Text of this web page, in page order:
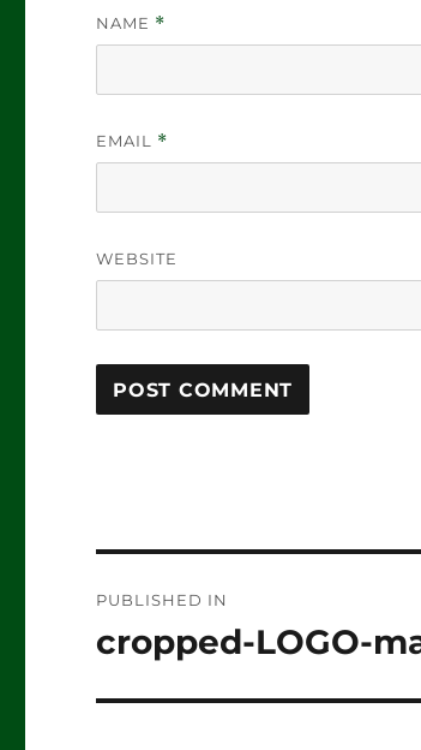
NAME *
EMAIL *
WEBSITE
navigation
PUBLISHED IN
cropped-LOGO-